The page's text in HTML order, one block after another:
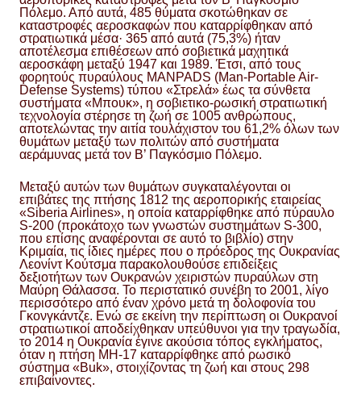
Πόλεμο. Από αυτά, 485 θύματα σκοτώθηκαν σε
καταστροφές αεροσκαφών που καταρρίφθηκαν από
στρατιωτικά μέσα· 365 από αυτά (75,3%) ήταν
αποτέλεσμα επιθέσεων από σοβιετικά μαχητικά
αεροσκάφη μεταξύ 1947 και 1989. Έτσι, από τους
φορητούς πυραύλους MANPADS (Man-Portable Air-
Defense Systems) τύπου «Στρελά» έως τα σύνθετα
συστήματα «Μπουκ», η σοβιετικο-ρωσική στρατιωτική
τεχνολογία στέρησε τη ζωή σε 1005 ανθρώπους,
αποτελώντας την αιτία τουλάχιστον του 61,2% όλων των
θυμάτων μεταξύ των πολιτών από συστήματα
αεράμυνας μετά τον Β’ Παγκόσμιο Πόλεμο.
Μεταξύ αυτών των θυμάτων συγκαταλέγονται οι
επιβάτες της πτήσης 1812 της αεροπορικής εταιρείας
«Siberia Airlines», η οποία καταρρίφθηκε από πύραυλο
S-200 (προκάτοχο των γνωστών συστημάτων S-300,
που επίσης αναφέρονται σε αυτό το βιβλίο) στην
Κριμαία, τις ίδιες ημέρες που ο πρόεδρος της Ουκρανίας
Λεονίντ Κούτσμα παρακολουθούσε επιδείξεις
δεξιοτήτων των Ουκρανών χειριστών πυραύλων στη
Μαύρη Θάλασσα. Το περιστατικό συνέβη το 2001, λίγο
περισσότερο από έναν χρόνο μετά τη δολοφονία του
Γκονγκάντζε. Ενώ σε εκείνη την περίπτωση οι Ουκρανοί
στρατιωτικοί αποδείχθηκαν υπεύθυνοι για την τραγωδία,
το 2014 η Ουκρανία έγινε ακούσια τόπος εγκλήματος,
όταν η πτήση MH-17 καταρρίφθηκε από ρωσικό
σύστημα «Buk», στοιχίζοντας τη ζωή και στους 298
επιβαίνοντες.